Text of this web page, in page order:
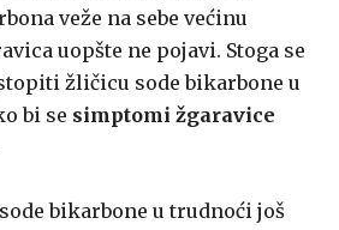
veže na sebe većinu
uopšte ne pojavi. Stoga se
žličicu sode bikarbone u
bi se simptomi žgaravice
bikarbone u trudnoći još